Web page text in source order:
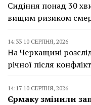
Сидіння понад 30
вищим ризиком
14:33 10 СЕРПНЯ, 2026
На Черкащині
річної після
14:17 10 СЕРПНЯ, 2026
Єрмаку змінили